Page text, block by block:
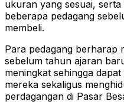
ukuran yang sesuai,
beberapa pedagang
membeli.
Para pedagang berharap
sebelum tahun ajaran
meningkat sehingga
mereka sekaligus
perdagangan di Pasar